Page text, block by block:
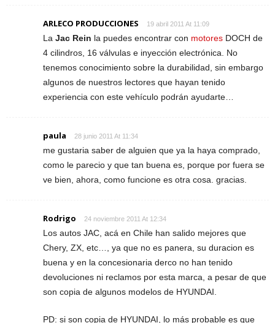
ARLECO PRODUCCIONES 19 abril 2011 At 11:09
La Jac Rein la puedes encontrar con motores DOCH de
4 cilindros, 16 válvulas e inyección electrónica. No
tenemos conocimiento sobre la durabilidad, sin embargo
algunos de nuestros lectores que hayan tenido
experiencia con este vehículo podrán ayudarte…
paula 28 junio 2011 At 11:34
me gustaria saber de alguien que ya la haya comprado,
como le parecio y que tan buena es, porque por fuera se
ve bien, ahora, como funcione es otra cosa. gracias.
Rodrigo 24 noviembre 2011 At 12:34
Los autos JAC, acá en Chile han salido mejores que
Chery, ZX, etc…, ya que no es panera, su duracion es
buena y en la concesionaria derco no han tenido
devoluciones ni reclamos por esta marca, a pesar de que
son copia de algunos modelos de HYUNDAI.
PD: si son copia de HYUNDAI, lo más probable es que